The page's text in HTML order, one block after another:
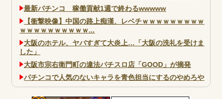
最新パチンコ 稼働貢献1週で終わるwwwww
【衝撃映像】中国の路上痴漢、レベチｗｗｗｗｗｗｗｗｗ
ｗｗｗｗｗｗｗｗｗｗ...
大阪のホテル、ヤバすぎて大炎上…「大阪の洗礼を受けま
した」
大阪市宗右衛門町の違法パチスロ店「GOOD」が摘発
パチンコで人気のないキャラを青色担当にするのやめろや